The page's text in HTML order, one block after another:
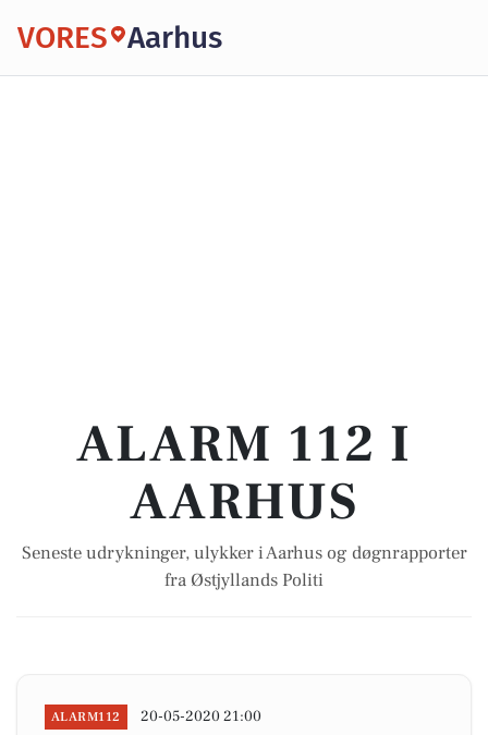
VORES Aarhus
ALARM 112 I
AARHUS
Seneste udrykninger, ulykker i Aarhus og døgnrapporter
fra Østjyllands Politi
ALARM112 20-05-2020 21:00